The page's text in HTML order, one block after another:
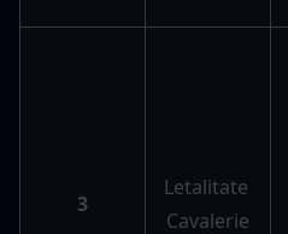
3
Letalitate
Cavalerie